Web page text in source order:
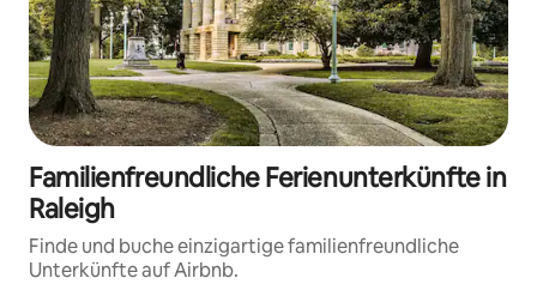
Familienfreundliche Ferienunterkünfte in
Raleigh
Finde und buche einzigartige familienfreundliche
Unterkünfte auf Airbnb.